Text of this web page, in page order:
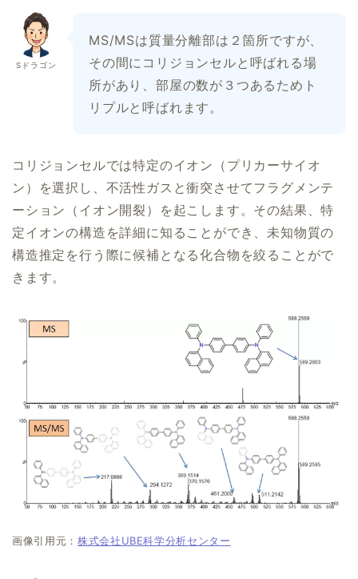
Sドラゴン
MS/MSは質量分離部は２箇所ですが、
その間にコリジョンセルと呼ばれる場
所があり、部屋の数が３つあるためト
リプルと呼ばれます。
コリジョンセルでは特定のイオン（プリカーサイオ
ン）を選択し、不活性ガスと衝突させてフラグメンテ
ーション（イオン開裂）を起こします。その結果、特
定イオンの構造を詳細に知ることができ、未知物質の
構造推定を行う際に候補となる化合物を絞ることがで
きます。
画像引用元： 株式会社UBE科学分析センター